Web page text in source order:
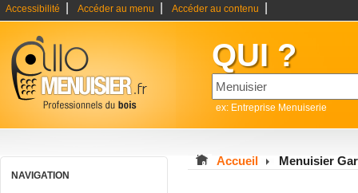
Accessibilité Accéder au menu Accéder au contenu
QUI ?
ex: Entreprise Menuiserie
NAVIGATION
Accueil Menuisier